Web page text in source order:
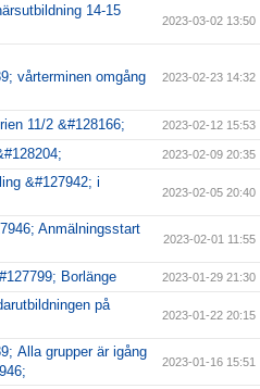
14-15
2023-03-02 13:50
vårterminen omgång
2023-02-23 14:32
11/2 &#128166; 2023-02-12 15:53
2023-02-09 20:35
&#127942; i
2023-02-05 20:40
Anmälningsstart
2023-02-01 11:55
Borlänge 2023-01-29 21:30
på
2023-01-22 20:15
Alla grupper är igång
2023-01-16 15:51